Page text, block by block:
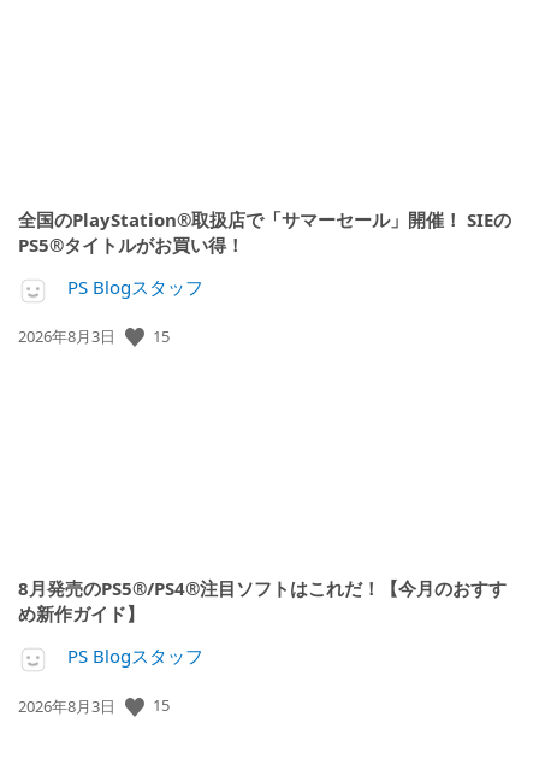
全国のPlayStation®取扱店で「サマーセール」開催！ SIEの
PS5®タイトルがお買い得！
PS Blogスタッフ
公
2026年8月3日 15
8月発売のPS5®/PS4®注目ソフトはこれだ！【今月のおすす
め新作ガイド】
PS Blogスタッフ
公
2026年8月3日 15